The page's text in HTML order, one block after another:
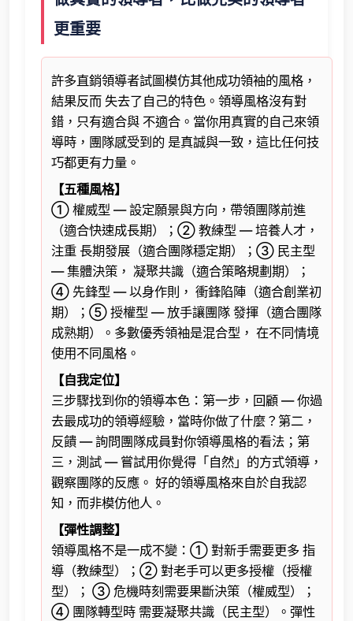
更重要
許多直銷領導者試圖模仿其他成功領袖的風格，
結果反而 失去了自己的特色。領導風格沒有對
錯，只有適合與 不適合。當你用真實的自己來領
導時，團隊感受到的 是真誠與一致，這比任何技
巧都更有力量。
【五種風格】
① 權威型 — 設定願景與方向，帶領團隊前進
（適合快速成長期）；② 教練型 — 培養人才，
注重 長期發展（適合團隊穩定期）；③ 民主型
— 集體決策， 凝聚共識（適合策略規劃期）；
④ 先鋒型 — 以身作則， 衝鋒陷陣（適合創業初
期）；⑤ 授權型 — 放手讓團隊 發揮（適合團隊
成熟期）。多數優秀領袖是混合型， 在不同情境
使用不同風格。
【自我定位】
三步驟找到你的領導本色：第一步，回顧 — 你過
去最成功的領導經驗，當時你做了什麼？第二，
反饋 — 詢問團隊成員對你領導風格的看法；第
三，測試 — 嘗試用你覺得「自然」的方式領導，
觀察團隊的反應。 好的領導風格來自於自我認
知，而非模仿他人。
【彈性調整】
領導風格不是一成不變：① 對新手需要更多 指
導（教練型）；② 對老手可以更多授權（授權
型）； ③ 危機時刻需要果斷決策（權威型）；
④ 團隊轉型時 需要凝聚共識（民主型）。彈性